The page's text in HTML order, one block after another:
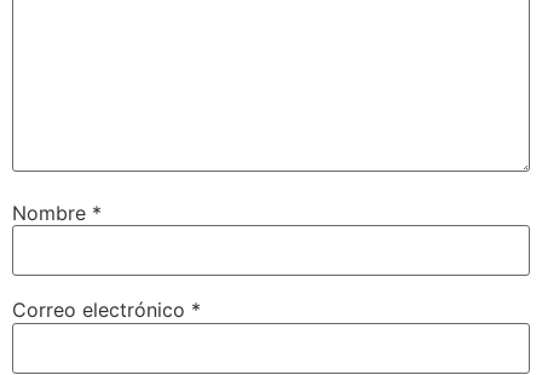
Nombre *
Correo electrónico *